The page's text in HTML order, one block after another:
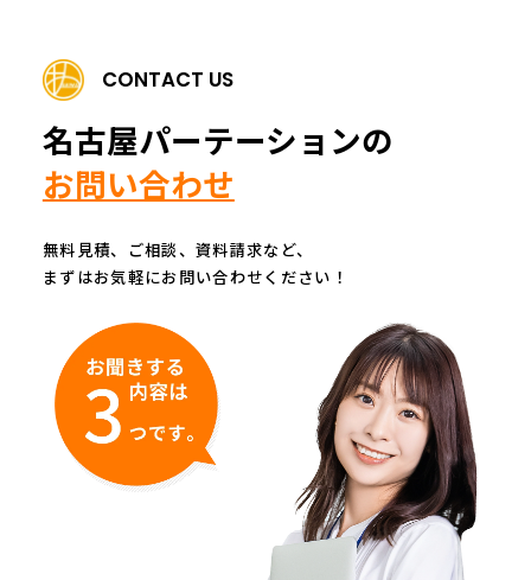
CONTACT US
名古屋パーテーションの
お問い合わせ
無料見積、ご相談、資料請求など、
まずはお気軽にお問い合わせください！